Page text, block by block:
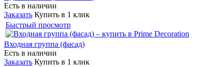
Есть в наличии
Заказать Купить в 1 клик
Быстрый просмотр
Входная группа (фасад)
Есть в наличии
Заказать Купить в 1 клик